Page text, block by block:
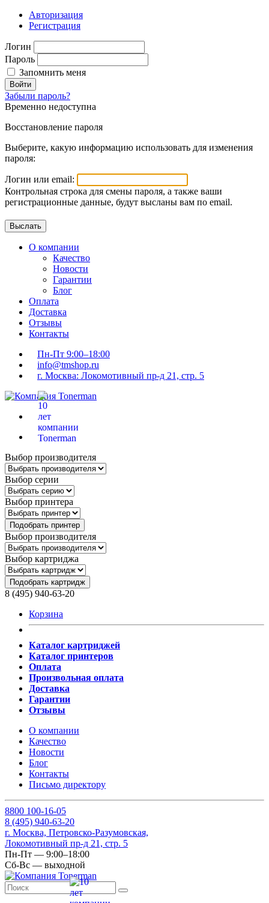
Авторизация
Регистрация
Логин
Пароль
Запомнить меня
Войти
Забыли пароль?
Временно недоступна
Восстановление пароля
Выберите, какую информацию использовать для изменения
пароля:
Логин или email:
Контрольная строка для смены пароля, а также ваши
регистрационные данные, будут высланы вам по email.
О компании
Качество
Новости
Гарантии
Блог
Оплата
Доставка
Отзывы
Контакты
Пн-Пт 9:00–18:00
info@tmshop.ru
г. Москва: Локомотивный пр-д 21, стр. 5
Выбор производителя
Выбор серии
Выбор принтера
Подобрать принтер
Выбор производителя
Выбор картриджа
Подобрать картридж
8 (495) 940-63-20
Корзина
Каталог картриджей
Каталог принтеров
Оплата
Произвольная оплата
Доставка
Гарантии
Отзывы
О компании
Качество
Новости
Блог
Контакты
Письмо директору
8800 100-16-05
8 (495) 940-63-20
г. Москва, Петровско-Разумовская,
Локомотивный пр-д 21, стр. 5
Пн-Пт — 9:00–18:00
Сб-Вс — выходной